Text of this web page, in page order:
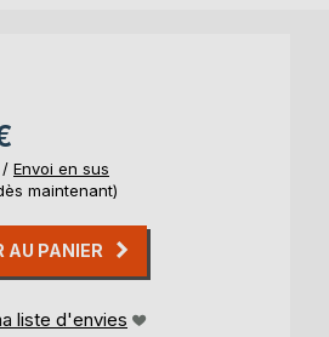
/ Envoi en sus
maintenant)
AU PANIER
liste d'envies